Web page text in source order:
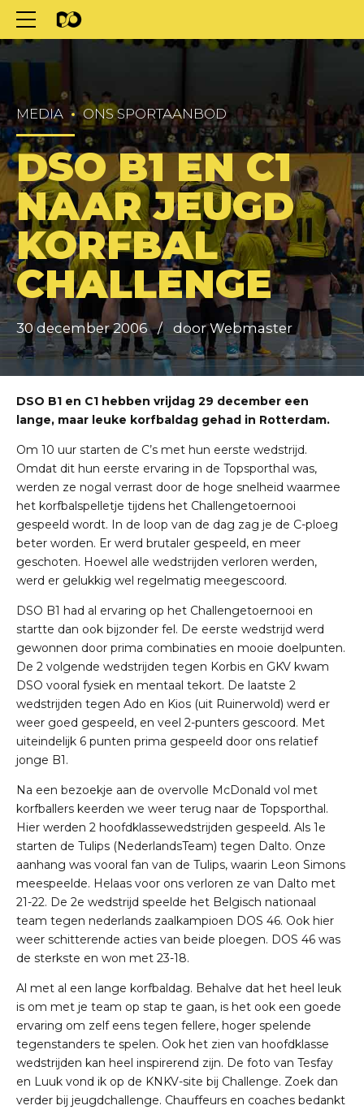
MEDIA ONS SPORTAANBOD
DSO B1 EN C1
NAAR JEUGD
KORFBAL
CHALLENGE
30 december 2006 door Webmaster
DSO B1 en C1 hebben vrijdag 29 december een
lange, maar leuke korfbaldag gehad in Rotterdam.
Om 10 uur starten de C’s met hun eerste wedstrijd.
Omdat dit hun eerste ervaring in de Topsporthal was,
werden ze nogal verrast door de hoge snelheid waarmee
het korfbalspelletje tijdens het Challengetoernooi
gespeeld wordt. In de loop van de dag zag je de C-ploeg
beter worden. Er werd brutaler gespeeld, en meer
geschoten. Hoewel alle wedstrijden verloren werden,
werd er gelukkig wel regelmatig meegescoord.
DSO B1 had al ervaring op het Challengetoernooi en
startte dan ook bijzonder fel. De eerste wedstrijd werd
gewonnen door prima combinaties en mooie doelpunten.
De 2 volgende wedstrijden tegen Korbis en GKV kwam
DSO vooral fysiek en mentaal tekort. De laatste 2
wedstrijden tegen Ado en Kios (uit Ruinerwold) werd er
weer goed gespeeld, en veel 2-punters gescoord. Met
uiteindelijk 6 punten prima gespeeld door ons relatief
jonge B1.
Na een bezoekje aan de overvolle McDonald vol met
korfballers keerden we weer terug naar de Topsporthal.
Hier werden 2 hoofdklassewedstrijden gespeeld. Als 1e
starten de Tulips (NederlandsTeam) tegen Dalto. Onze
aanhang was vooral fan van de Tulips, waarin Leon Simons
meespeelde. Helaas voor ons verloren ze van Dalto met
21-22. De 2e wedstrijd speelde het Belgisch nationaal
team tegen nederlands zaalkampioen DOS 46. Ook hier
weer schitterende acties van beide ploegen. DOS 46 was
de sterkste en won met 23-18.
Al met al een lange korfbaldag. Behalve dat het heel leuk
is om met je team op stap te gaan, is het ook een goede
ervaring om zelf eens tegen fellere, hoger spelende
tegenstanders te spelen. Ook het zien van hoofdklasse
wedstrijden kan heel inspirerend zijn. De foto van Tesfay
en Luuk vond ik op de KNKV-site bij Challenge. Zoek dan
verder bij jeugdchallenge. Chauffeurs en coaches bedankt